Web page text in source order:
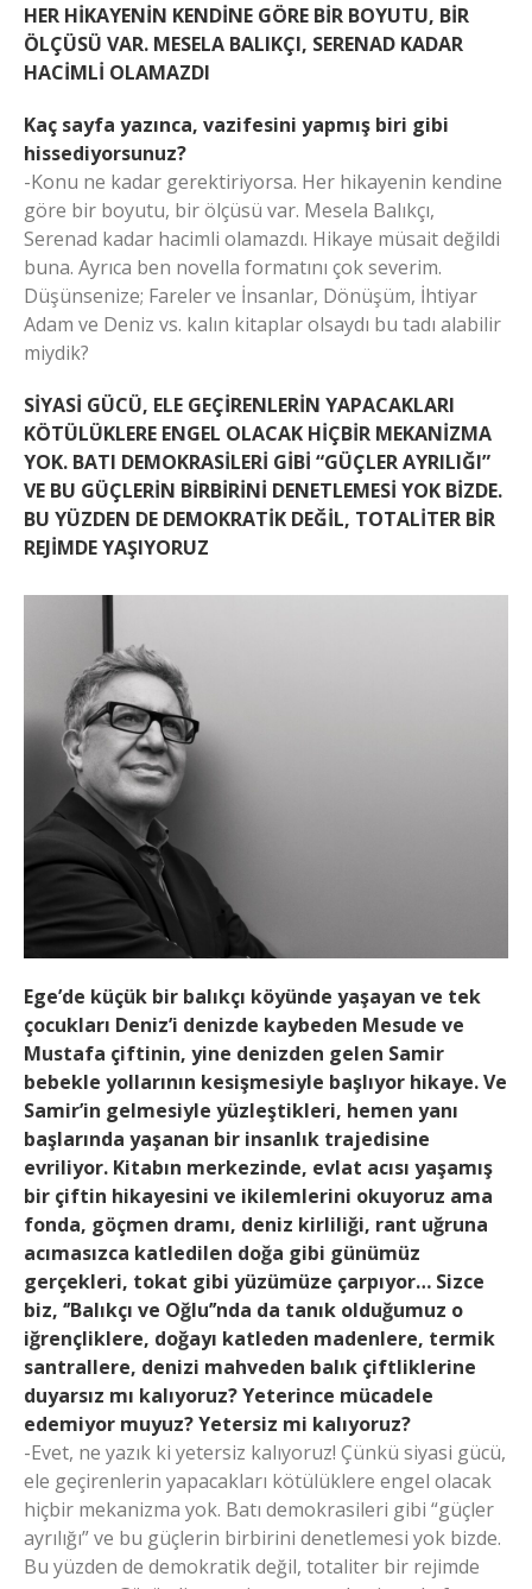
HER HİKAYENİN KENDİNE GÖRE BİR BOYUTU, BİR
ÖLÇÜSÜ VAR. MESELA BALIKÇI, SERENAD KADAR
HACİMLİ OLAMAZDI
Kaç sayfa yazınca, vazifesini yapmış biri gibi
hissediyorsunuz?
-Konu ne kadar gerektiriyorsa. Her hikayenin kendine
göre bir boyutu, bir ölçüsü var. Mesela Balıkçı,
Serenad kadar hacimli olamazdı. Hikaye müsait değildi
buna. Ayrıca ben novella formatını çok severim.
Düşünsenize; Fareler ve İnsanlar, Dönüşüm, İhtiyar
Adam ve Deniz vs. kalın kitaplar olsaydı bu tadı alabilir
miydik?
SİYASİ GÜCÜ, ELE GEÇİRENLERİN YAPACAKLARI
KÖTÜLÜKLERE ENGEL OLACAK HİÇBİR MEKANİZMA
YOK. BATI DEMOKRASİLERİ GİBİ “GÜÇLER AYRILIĞI”
VE BU GÜÇLERİN BİRBİRİNİ DENETLEMESİ YOK BİZDE.
BU YÜZDEN DE DEMOKRATİK DEĞİL, TOTALİTER BİR
REJİMDE YAŞIYORUZ
Ege’de küçük bir balıkçı köyünde yaşayan ve tek
çocukları Deniz’i denizde kaybeden Mesude ve
Mustafa çiftinin, yine denizden gelen Samir
bebekle yollarının kesişmesiyle başlıyor hikaye. Ve
Samir’in gelmesiyle yüzleştikleri, hemen yanı
başlarında yaşanan bir insanlık trajedisine
evriliyor. Kitabın merkezinde, evlat acısı yaşamış
bir çiftin hikayesini ve ikilemlerini okuyoruz ama
fonda, göçmen dramı, deniz kirliliği, rant uğruna
acımasızca katledilen doğa gibi günümüz
gerçekleri, tokat gibi yüzümüze çarpıyor… Sizce
biz, ‘’Balıkçı ve Oğlu’’nda da tanık olduğumuz o
iğrençliklere, doğayı katleden madenlere, termik
santrallere, denizi mahveden balık çiftliklerine
duyarsız mı kalıyoruz? Yeterince mücadele
edemiyor muyuz? Yetersiz mi kalıyoruz?
-Evet, ne yazık ki yetersiz kalıyoruz! Çünkü siyasi gücü,
ele geçirenlerin yapacakları kötülüklere engel olacak
hiçbir mekanizma yok. Batı demokrasileri gibi “güçler
ayrılığı” ve bu güçlerin birbirini denetlemesi yok bizde.
Bu yüzden de demokratik değil, totaliter bir rejimde